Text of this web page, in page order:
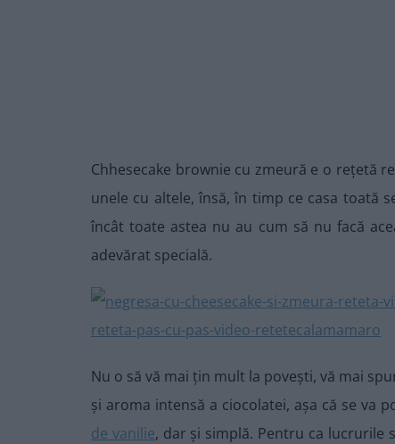
Chhesecake brownie cu zmeură e o rețetă
unele cu altele, însă, în timp ce casa toată
încât toate astea nu au cum să nu facă
adevărat specială.
Nu o să vă mai țin mult la povești, vă mai
și aroma intensă a ciocolatei, așa că se va
de vanilie, dar și simplă. Pentru ca lucrurile